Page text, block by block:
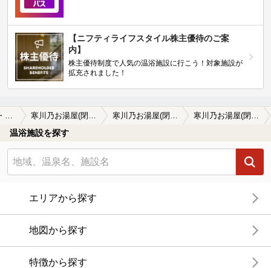
【ニフティライフスタイル株主優待のご案
内】
株主優待制度で人気の温浴施設に行こう！対象施設が
拡充されました！
温浴施設を探す
エリアから探す
地図から探す
特徴から探す